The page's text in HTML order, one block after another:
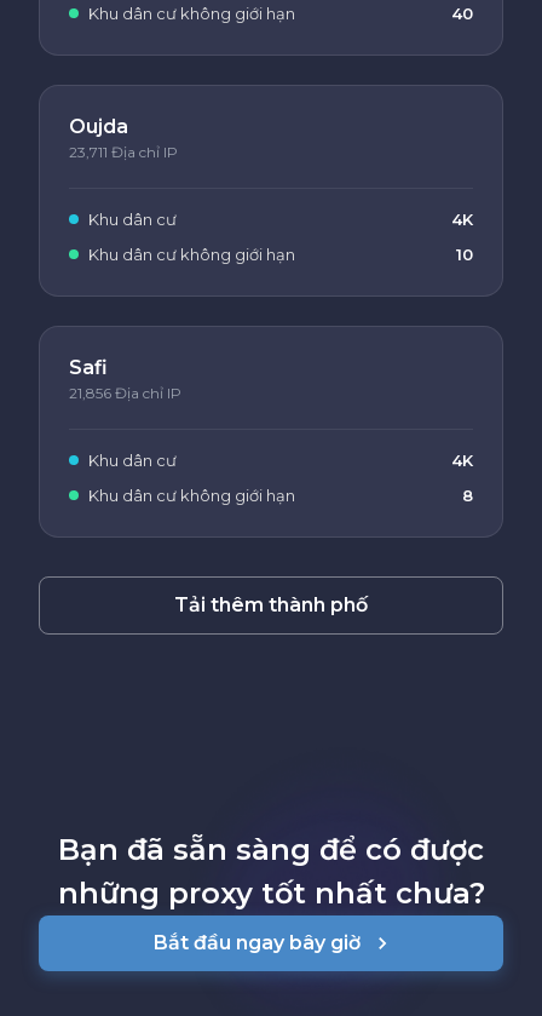
Khu dân cư không giới hạn
40
Oujda
23,711 Địa chỉ IP
Khu dân cư
4K
Khu dân cư không giới hạn
10
Safi
21,856 Địa chỉ IP
Khu dân cư
4K
Khu dân cư không giới hạn
8
Tải thêm thành phố
Bạn đã sẵn sàng để có được
những proxy tốt nhất chưa?
Bắt đầu ngay bây giờ